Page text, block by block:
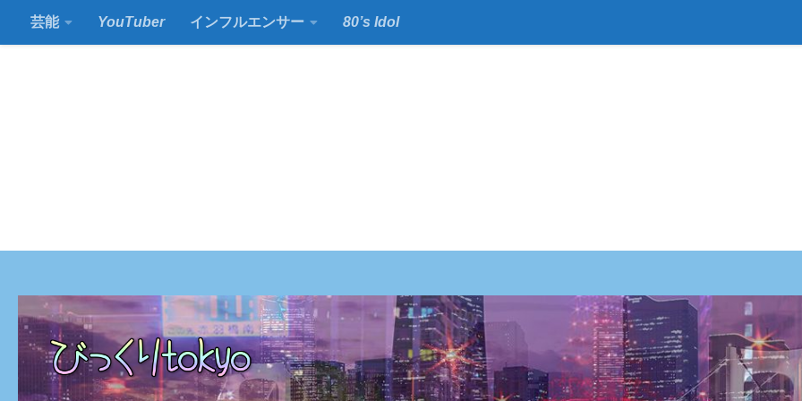
コンテンツの下
芸能 YouTuber インフルエンサー 80’s Idol